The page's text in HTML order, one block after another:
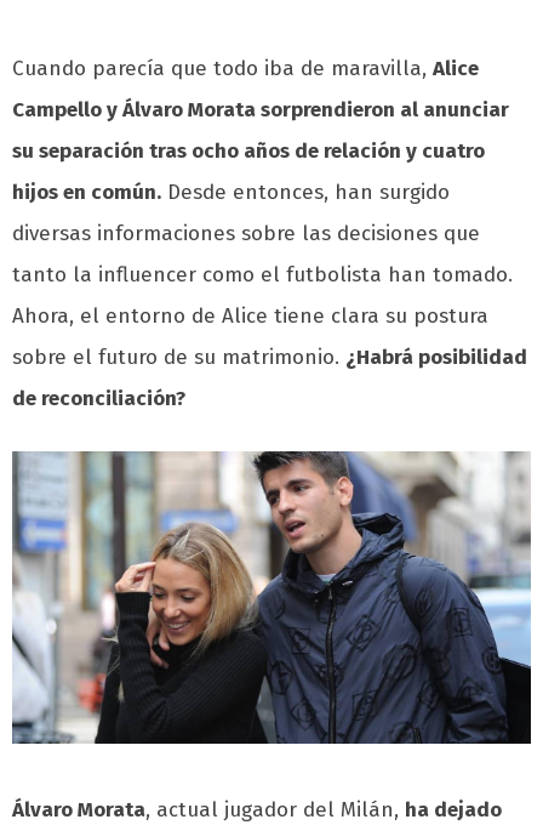
Cuando parecía que todo iba de maravilla, Alice
Campello y Álvaro Morata sorprendieron al anunciar
su separación tras ocho años de relación y cuatro
hijos en común. Desde entonces, han surgido
diversas informaciones sobre las decisiones que
tanto la influencer como el futbolista han tomado.
Ahora, el entorno de Alice tiene clara su postura
sobre el futuro de su matrimonio. ¿Habrá posibilidad
de reconciliación?
Álvaro Morata, actual jugador del Milán, ha dejado